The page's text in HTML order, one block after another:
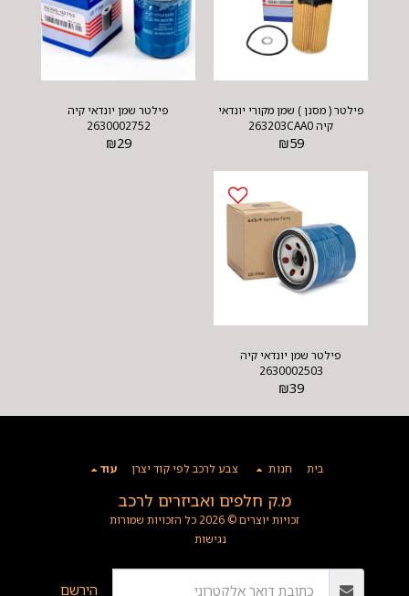
פילטר ( מסנן ) שמן מקורי יונדאי
קיה 263203CAA0
₪59
פילטר שמן יונדאי קיה
2630002752
₪29
פילטר שמן יונדאי קיה
2630002503
₪39
מ.ק חלפים ואביזרים לרכב
זכויות יוצרים © 2026 כל הזכויות שמורות
נגישות
בית חנות צבע לרכב לפי קוד יצרן עוד
הירשם